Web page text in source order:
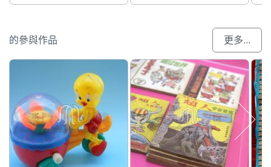
的參與作品 更多...